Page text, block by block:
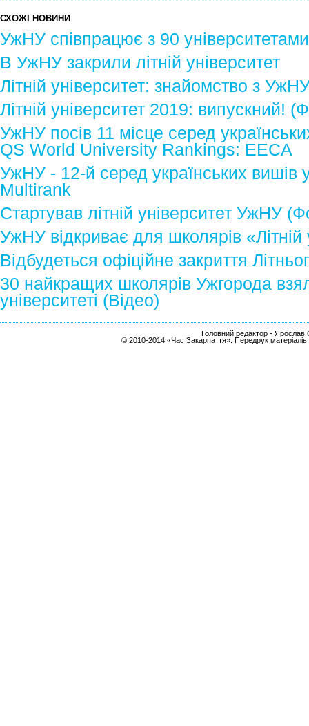
СХОЖІ НОВИНИ
УжНУ співпрацює з 90 університетами
В УжНУ закрили літній університет
Літній університет: знайомство з
Літній університет 2019: випускний!
УжНУ посів 11 місце серед
QS World University Rankings: EECA
УжНУ - 12-й серед українських вишів
Multirank
Стартував літній університет УжНУ
УжНУ відкриває для школярів «Літній
Відбудеться офіційне закриття
30 найкращих школярів Ужгорода
університеті (Відео)
Головний редактор - Ярослав
© 2010-2014 «Час Закарпаття». Передрук